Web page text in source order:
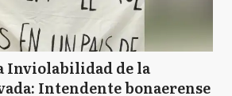
Inviolabilidad de la
Intendente bonaerense